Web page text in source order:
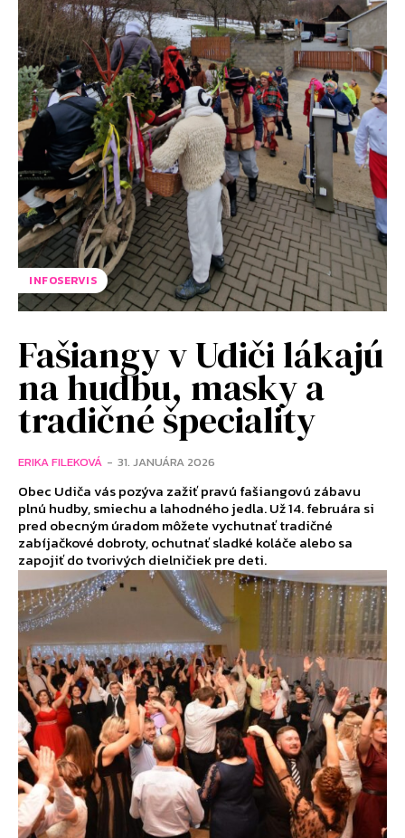
INFOSERVIS
Fašiangy v Udiči lákajú
na hudbu, masky a
tradičné špeciality
ERIKA FILEKOVÁ - 31. JANUÁRA 2026
Obec Udiča vás pozýva zažiť pravú fašiangovú zábavu
plnú hudby, smiechu a lahodného jedla. Už 14. februára si
pred obecným úradom môžete vychutnať tradičné
zabíjačkové dobroty, ochutnať sladké koláče alebo sa
zapojiť do tvorivých dielničiek pre deti.